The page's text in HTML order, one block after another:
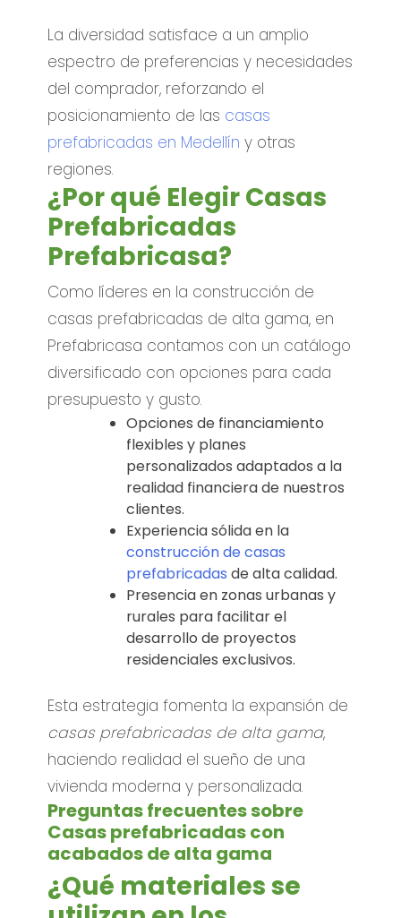
La diversidad satisface a un amplio
espectro de preferencias y necesidades
del comprador, reforzando el
posicionamiento de las casas
prefabricadas en Medellín y otras
regiones.
¿Por qué Elegir Casas
Prefabricadas
Prefabricasa?
Como líderes en la construcción de
casas prefabricadas de alta gama, en
Prefabricasa contamos con un catálogo
diversificado con opciones para cada
presupuesto y gusto.
Opciones de financiamiento
flexibles y planes
personalizados adaptados a la
realidad financiera de nuestros
clientes.
Experiencia sólida en la
construcción de casas
prefabricadas de alta calidad.
Presencia en zonas urbanas y
rurales para facilitar el
desarrollo de proyectos
residenciales exclusivos.
Esta estrategia fomenta la expansión de
casas prefabricadas de alta gama,
haciendo realidad el sueño de una
vivienda moderna y personalizada.
Preguntas frecuentes sobre
Casas prefabricadas con
acabados de alta gama
¿Qué materiales se